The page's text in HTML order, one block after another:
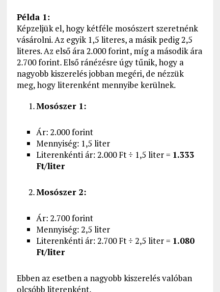
Példa 1:
Képzeljük el, hogy kétféle mosószert szeretnénk
vásárolni. Az egyik 1,5 literes, a másik pedig 2,5
literes. Az első ára 2.000 forint, míg a második ára
2.700 forint. Első ránézésre úgy tűnik, hogy a
nagyobb kiszerelés jobban megéri, de nézzük
meg, hogy literenként mennyibe kerülnek.
Mosószer 1:
Ár: 2.000 forint
Mennyiség: 1,5 liter
Literenkénti ár: 2.000 Ft ÷ 1,5 liter = 1.333
Ft/liter
Mosószer 2:
Ár: 2.700 forint
Mennyiség: 2,5 liter
Literenkénti ár: 2.700 Ft ÷ 2,5 liter = 1.080
Ft/liter
Ebben az esetben a nagyobb kiszerelés valóban
olcsóbb literenként.